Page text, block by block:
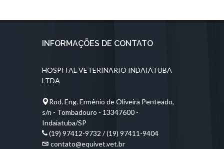
INFORMAÇÕES DE CONTATO
HOSPITAL VETERINARIO INDAIATUBA
LTDA
Rod. Eng. Ermênio de Oliveira Penteado,
s/n - Tombadouro - 13347600 -
Indaiatuba/SP
(19) 97412-9732 / (19) 97411-9404
contato@equivet.vet.br